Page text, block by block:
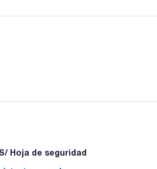
Hoja de seguridad